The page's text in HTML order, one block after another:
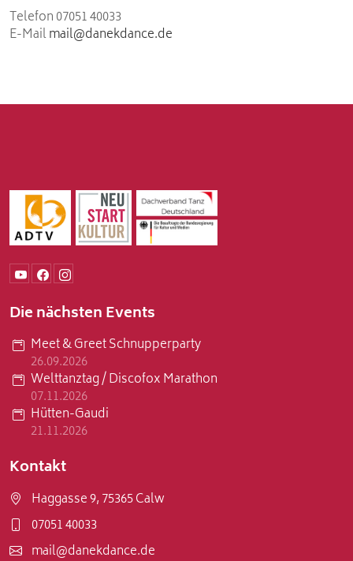
Telefon 07051 40033
E-Mailmail@danekdance.de
Die nächsten Events
Meet & Greet Schnupperparty
26.09.2026
Welttanztag / Discofox Marathon
07.11.2026
Hütten-Gaudi
21.11.2026
Kontakt
Haggasse 9, 75365 Calw
07051 40033
mail@danekdance.de